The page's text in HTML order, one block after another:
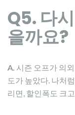
Q5. 다
을까요?
A. 시즌 오프가 의
도가 높았다. 나처
리면, 할인폭도 크